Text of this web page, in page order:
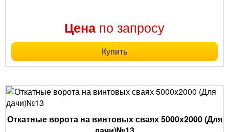
Цена по запросу
Купить
Откатные ворота на винтовых сваях 5000x2000 (Для